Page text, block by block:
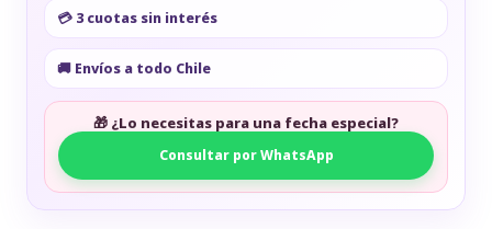
💳 3 cuotas sin interés
🚚 Envíos a todo Chile
🎁 ¿Lo necesitas para una fecha especial?
Consultar por WhatsApp